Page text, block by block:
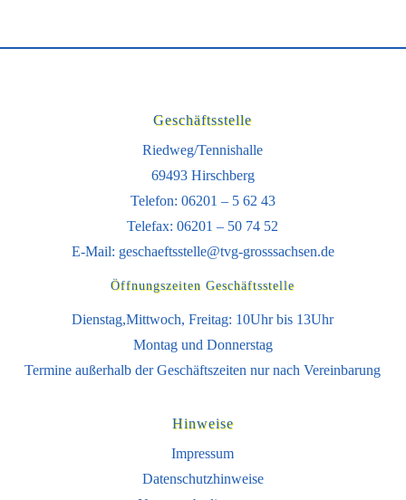
Geschäftsstelle
Riedweg/Tennishalle
69493 Hirschberg
Telefon: 06201 – 5 62 43
Telefax: 06201 – 50 74 52
E-Mail: geschaeftsstelle@tvg-grosssachsen.de
Öffnungszeiten Geschäftsstelle
Dienstag,Mittwoch, Freitag: 10Uhr bis 13Uhr
Montag und Donnerstag
Termine außerhalb der Geschäftszeiten nur nach Vereinbarung
Hinweise
Impressum
Datenschutzhinweise